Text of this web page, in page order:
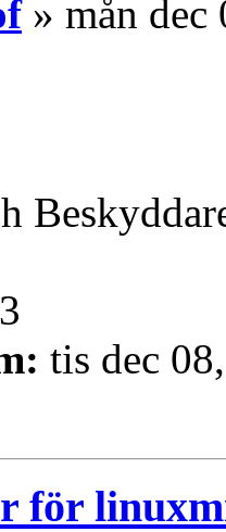
» mån dec
tis dec
för